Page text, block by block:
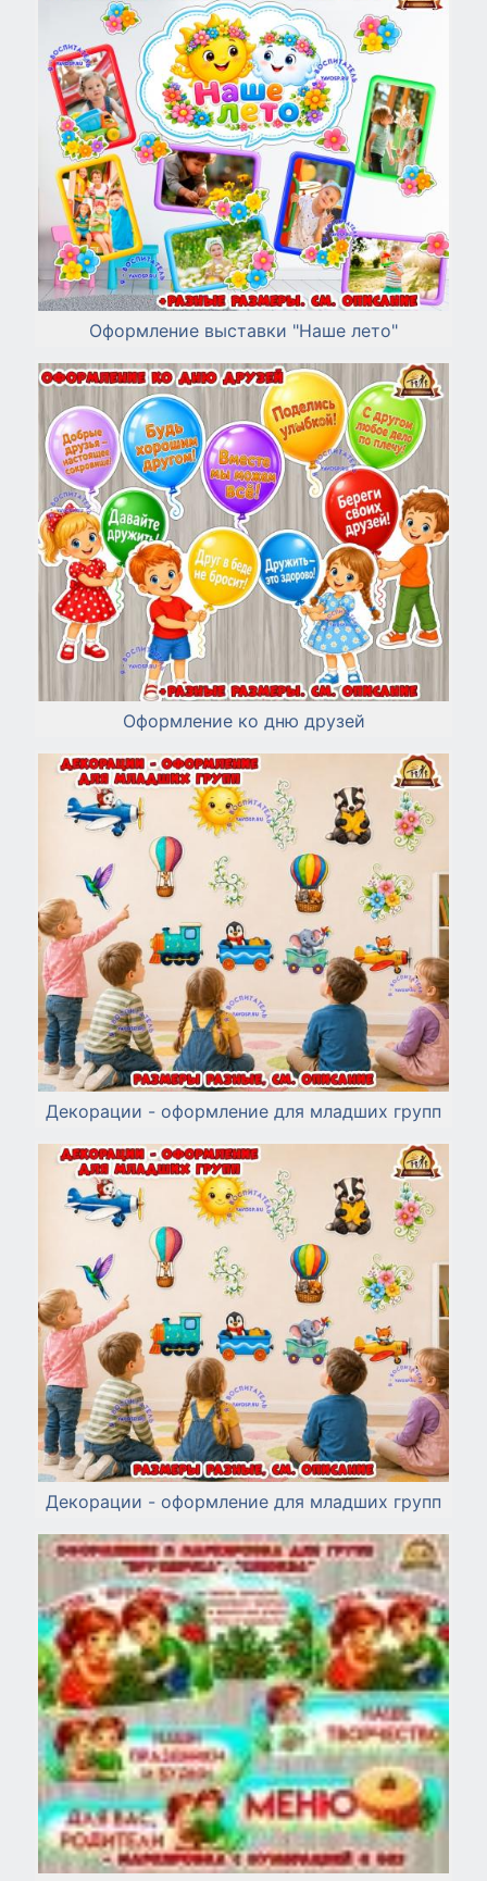
Оформление выставки "Наше лето"
Оформление ко дню друзей
Декорации - оформление для младших групп
Декорации - оформление для младших групп